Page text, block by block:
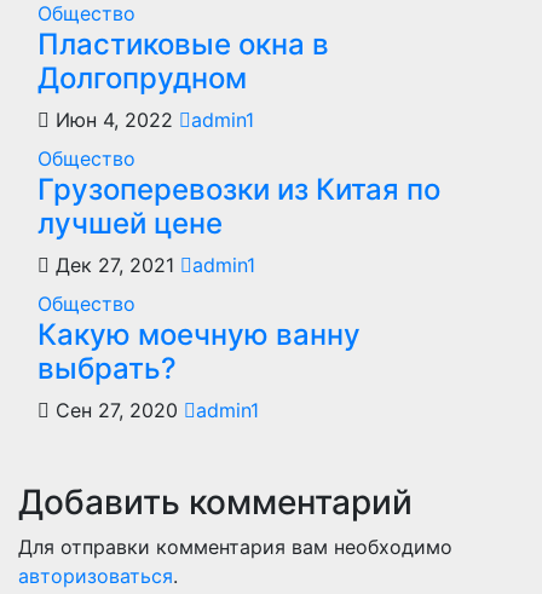
Общество
Пластиковые окна в
Долгопрудном
Июн 4, 2022
admin1
Общество
Грузоперевозки из Китая по
лучшей цене
Дек 27, 2021
admin1
Общество
Какую моечную ванну
выбрать?
Сен 27, 2020 admin1
Добавить комментарий
Для отправки комментария вам необходимо
авторизоваться.